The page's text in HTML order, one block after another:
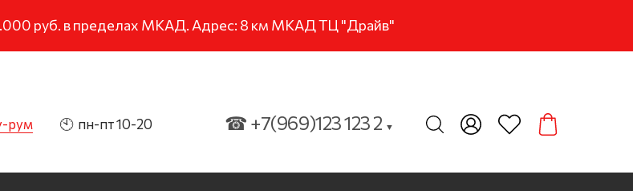
руб. в пределах МКАД. Адрес: 8 км МКАД ТЦ "Драйв"
рум 🕙 пн-пт 10-20 ☎ +7(969)123 123 2 ▼